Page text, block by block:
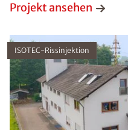
Projekt ansehen
ISOTEC-Rissinjektion